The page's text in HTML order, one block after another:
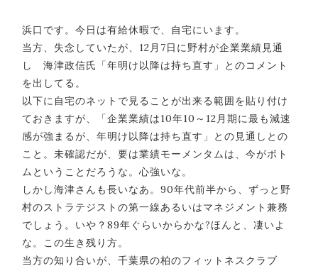
浜口です。今日は有給休暇で、自宅にいます。
当方、失念していたが、12月7日に野村が企業業績見通
し 海津政信氏「年明け以降は持ち直す」とのコメント
を出してる。
以下に自宅のネットで見ることが出来る範囲を貼り付け
ておきますが、「企業業績は10年10～12月期に最も減速
感が強まるが、年明け以降は持ち直す」との見通しとの
こと。未確認だが、要は業績モーメンタムは、今がボト
ムということだろうな。心強いな。
しかし海津さんも長いなあ。90年代前半から、ずっと野
村のストラテジストの第一線あるいはマネジメント兼務
でしょう。いや？89年ぐらいからかな?ほんと、凄いよ
な。この生き残り方。
当方の知り合いが、千葉県の柏のフィットネスクラブ